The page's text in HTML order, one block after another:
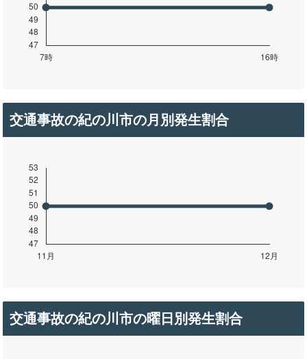
交通事故の紀の川市の月別発生割合
交通事故の紀の川市の曜日別発生割合